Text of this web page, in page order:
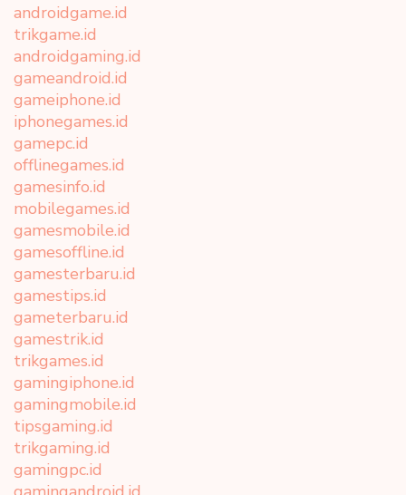
androidgame.id
trikgame.id
androidgaming.id
gameandroid.id
gameiphone.id
iphonegames.id
gamepc.id
offlinegames.id
gamesinfo.id
mobilegames.id
gamesmobile.id
gamesoffline.id
gamesterbaru.id
gamestips.id
gameterbaru.id
gamestrik.id
trikgames.id
gamingiphone.id
gamingmobile.id
tipsgaming.id
trikgaming.id
gamingpc.id